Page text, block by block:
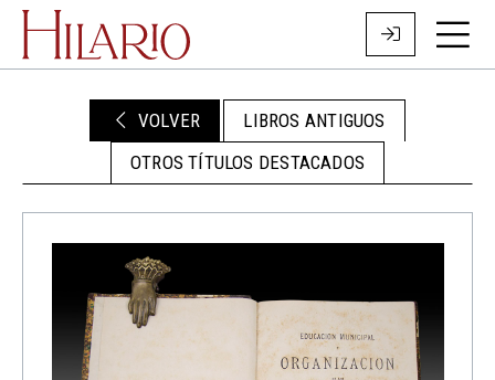
VOLVER
LIBROS ANTIGUOS
OTROS TÍTULOS DESTACADOS